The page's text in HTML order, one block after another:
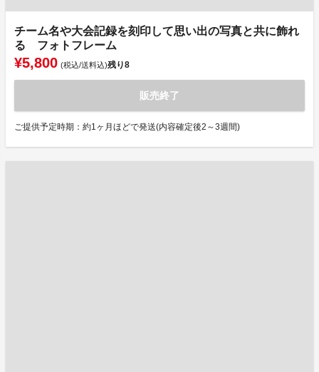
チーム名や大会記録を刻印して思い出の写真と共に飾れ
る フォトフレーム
¥5,800 (税込/送料込)残り8
販売終了
ご提供予定時期：約1ヶ月ほどで発送(内容確定後2～3週間)